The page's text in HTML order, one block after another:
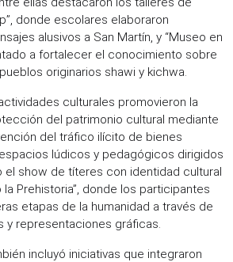
donde escolares elaboraron
alusivos a San Martín, y “Museo en
a fortalecer el conocimiento sobre
originarios shawi y kichwa.
culturales promovieron la
del patrimonio cultural mediante
del tráfico ilícito de bienes
lúdicos y pedagógicos dirigidos
el show de títeres con identidad cultural
la Prehistoria”, donde los participantes
etapas de la humanidad a través de
y representaciones gráficas.
incluyó iniciativas que integraron